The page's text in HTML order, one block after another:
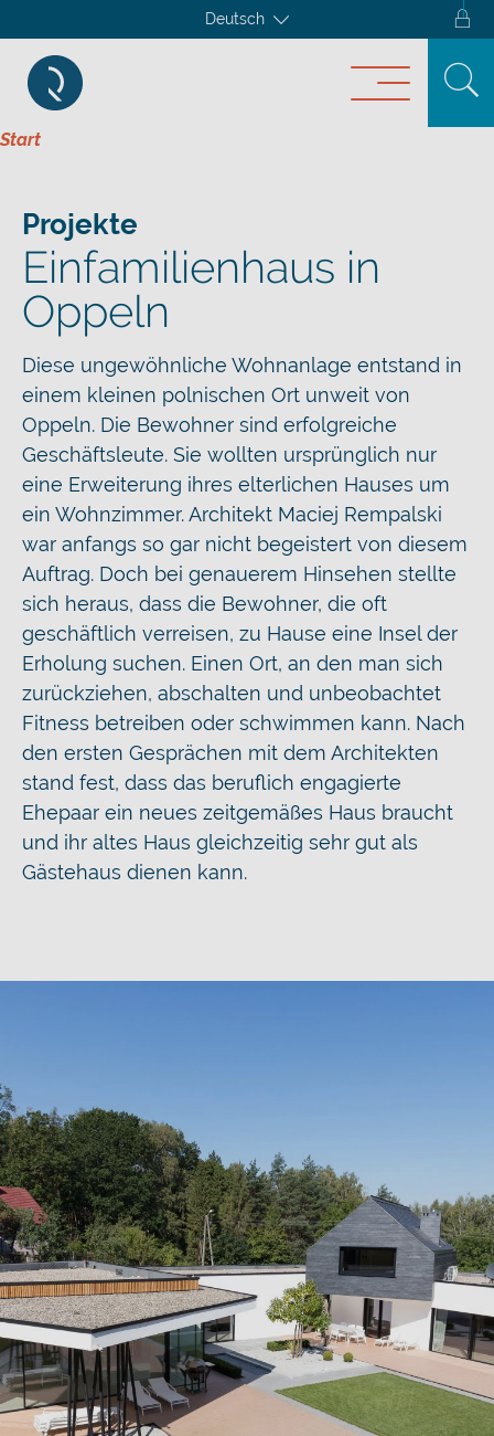
Deutsch
Start
Projekte
Einfamilienhaus in
Oppeln
Diese ungewöhnliche Wohnanlage entstand in
einem kleinen polnischen Ort unweit von
Oppeln. Die Bewohner sind erfolgreiche
Geschäftsleute. Sie wollten ursprünglich nur
eine Erweiterung ihres elterlichen Hauses um
ein Wohnzimmer. Architekt Maciej Rempalski
war anfangs so gar nicht begeistert von diesem
Auftrag. Doch bei genauerem Hinsehen stellte
sich heraus, dass die Bewohner, die oft
geschäftlich verreisen, zu Hause eine Insel der
Erholung suchen. Einen Ort, an den man sich
zurückziehen, abschalten und unbeobachtet
Fitness betreiben oder schwimmen kann. Nach
den ersten Gesprächen mit dem Architekten
stand fest, dass das beruflich engagierte
Ehepaar ein neues zeitgemäßes Haus braucht
und ihr altes Haus gleichzeitig sehr gut als
Gästehaus dienen kann.